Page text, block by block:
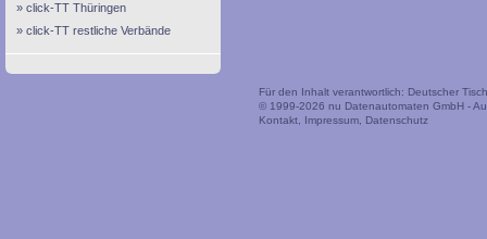
click-TT Thüringen
click-TT restliche Verbände
Für den Inhalt verantwortlich: Deutscher
© 1999-2026 nu Datenautomaten GmbH -
Kontakt
Impressum Datenschutz